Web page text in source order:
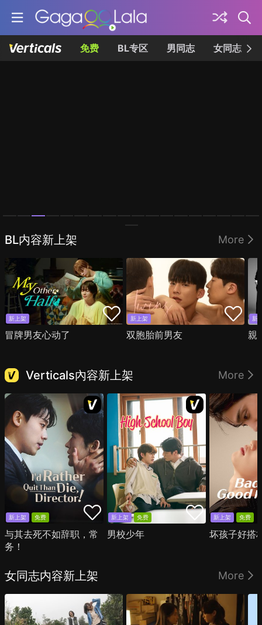
免费 BL专区 男同志 女同志
BL内容新上架 More
新上架
冒牌男友心动了
新上架
双胞胎前男友
新
親
Verticals內容新上架 More
新上架 免费
与其去死不如辞职，常
务！
新上架 免费
男校少年
新上架 免费
坏孩子好搭
女同志内容新上架 More